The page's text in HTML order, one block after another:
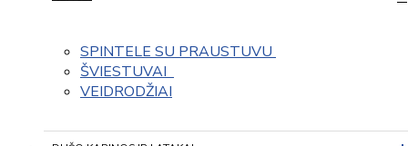
SPINTELE SU PRAUSTUVU
ŠVIESTUVAI
VEIDRODŽIAI